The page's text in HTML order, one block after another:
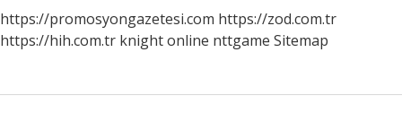
https://promosyongazetesi.com https://zod.com.tr
https://hih.com.tr knight online nttgame Sitemap